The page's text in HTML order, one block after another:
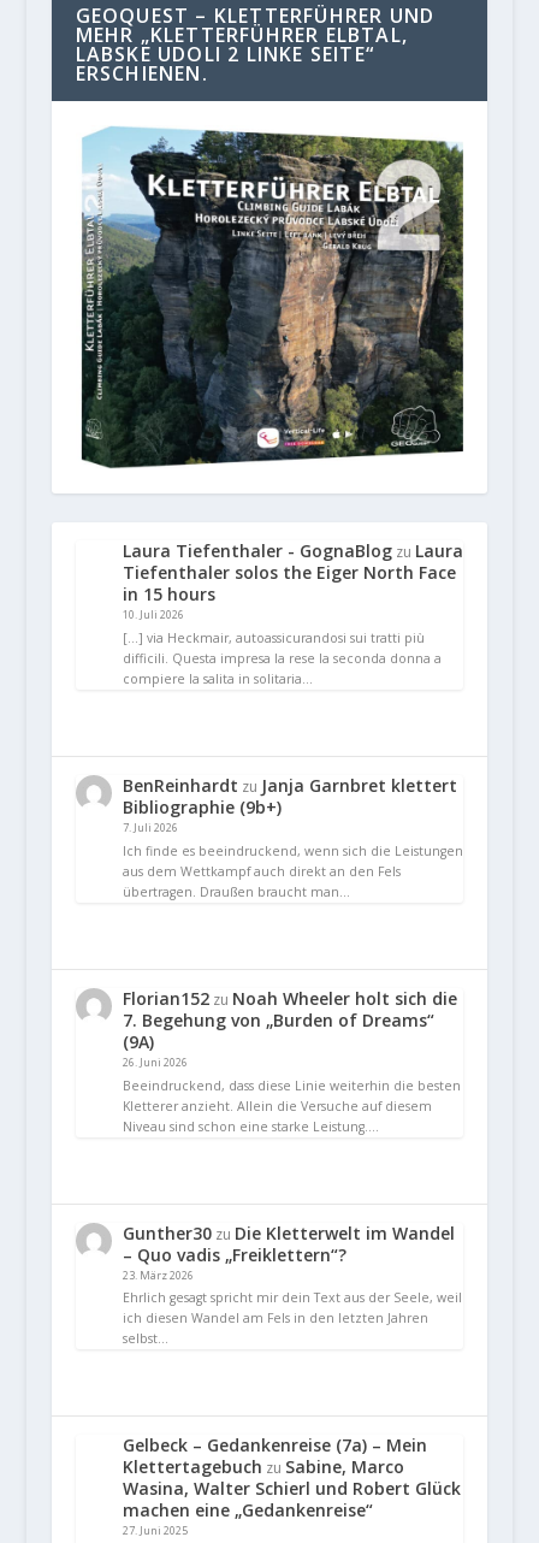
GEOQUEST – KLETTERFÜHRER UND
MEHR „KLETTERFÜHRER ELBTAL,
LABSKE UDOLI 2 LINKE SEITE“
ERSCHIENEN.
Laura Tiefenthaler - GognaBlogzu Laura
Tiefenthaler solos the Eiger North Face
in 15 hours
10. Juli 2026
[…] via Heckmair, autoassicurandosi sui tratti più
difficili. Questa impresa la rese la seconda donna a
compiere la salita in solitaria…
BenReinhardt zu Janja Garnbret klettert
Bibliographie (9b+)
7. Juli 2026
Ich finde es beeindruckend, wenn sich die Leistungen
aus dem Wettkampf auch direkt an den Fels
übertragen. Draußen braucht man…
Florian152zu Noah Wheeler holt sich die
7. Begehung von „Burden of Dreams“
(9A)
26. Juni 2026
Beeindruckend, dass diese Linie weiterhin die besten
Kletterer anzieht. Allein die Versuche auf diesem
Niveau sind schon eine starke Leistung.…
Gunther30zu Die Kletterwelt im Wandel
– Quo vadis „Freiklettern“?
23. März 2026
Ehrlich gesagt spricht mir dein Text aus der Seele, weil
ich diesen Wandel am Fels in den letzten Jahren
selbst…
Gelbeck – Gedankenreise (7a) – Mein
Klettertagebuch zu Sabine, Marco
Wasina, Walter Schierl und Robert Glück
machen eine „Gedankenreise“
27. Juni 2025